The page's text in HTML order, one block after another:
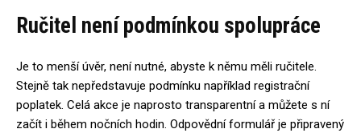
Ručitel není podmínkou spolupráce
Je to menší úvěr, není nutné, abyste k němu měli ručitele.
Stejně tak nepředstavuje podmínku například registrační
poplatek. Celá akce je naprosto transparentní a můžete s ní
začít i během nočních hodin. Odpovědní formulář je připravený